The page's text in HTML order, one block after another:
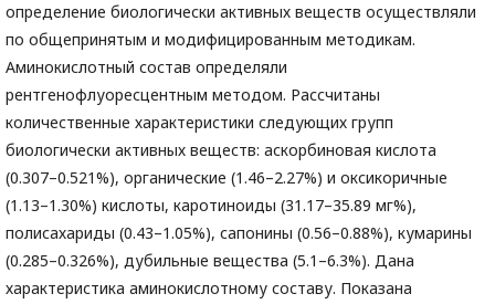
определение биологически активных веществ осуществляли
по общепринятым и модифицированным методикам.
Аминокислотный состав определяли
рентгенофлуоресцентным методом. Рассчитаны
количественные характеристики следующих групп
биологически активных веществ: аскорбиновая кислота
(0.307–0.521%), органические (1.46–2.27%) и оксикоричные
(1.13–1.30%) кислоты, каротиноиды (31.17–35.89 мг%),
полисахариды (0.43–1.05%), сапонины (0.56–0.88%), кумарины
(0.285–0.326%), дубильные вещества (5.1–6.3%). Дана
характеристика аминокислотному составу. Показана